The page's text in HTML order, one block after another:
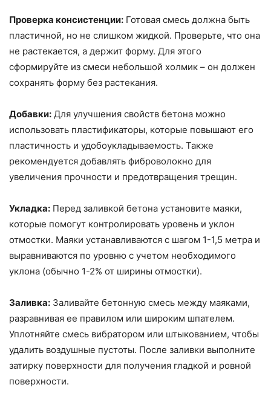
Проверка консистенции: Готовая смесь должна быть
пластичной, но не слишком жидкой. Проверьте, что она
не растекается, а держит форму. Для этого
сформируйте из смеси небольшой холмик – он должен
сохранять форму без растекания.
Добавки: Для улучшения свойств бетона можно
использовать пластификаторы, которые повышают его
пластичность и удобоукладываемость. Также
рекомендуется добавлять фиброволокно для
увеличения прочности и предотвращения трещин.
Укладка: Перед заливкой бетона установите маяки,
которые помогут контролировать уровень и уклон
отмостки. Маяки устанавливаются с шагом 1-1,5 метра и
выравниваются по уровню с учетом необходимого
уклона (обычно 1-2% от ширины отмостки).
Заливка: Заливайте бетонную смесь между маяками,
разравнивая ее правилом или широким шпателем.
Уплотняйте смесь вибратором или штыкованием, чтобы
удалить воздушные пустоты. После заливки выполните
затирку поверхности для получения гладкой и ровной
поверхности.